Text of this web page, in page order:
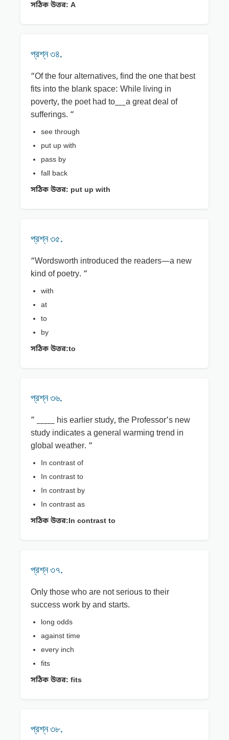
সঠিক উত্তর: A
প্রশ্ন ৩৪.
“Of the four alternatives, find the one that best
fits into the blank space: While living in
poverty, the poet had to___a great deal of
sufferings. “
see through
put up with
pass by
fall back
সঠিক উত্তর: put up with
প্রশ্ন ৩৫.
“Wordsworth introduced the readers—a new
kind of poetry. “
with
at
to
by
সঠিক উত্তর:to
প্রশ্ন ৩৬.
” _____ his earlier study, the Professor’s new
study indicates a general warming trend in
global weather. “
In contrast of
In contrast to
In contrast by
In contrast as
সঠিক উত্তর:In contrast to
প্রশ্ন ৩৭.
Only those who are not serious to their
success work by and starts.
long odds
against time
every inch
fits
সঠিক উত্তর: fits
প্রশ্ন ৩৮.